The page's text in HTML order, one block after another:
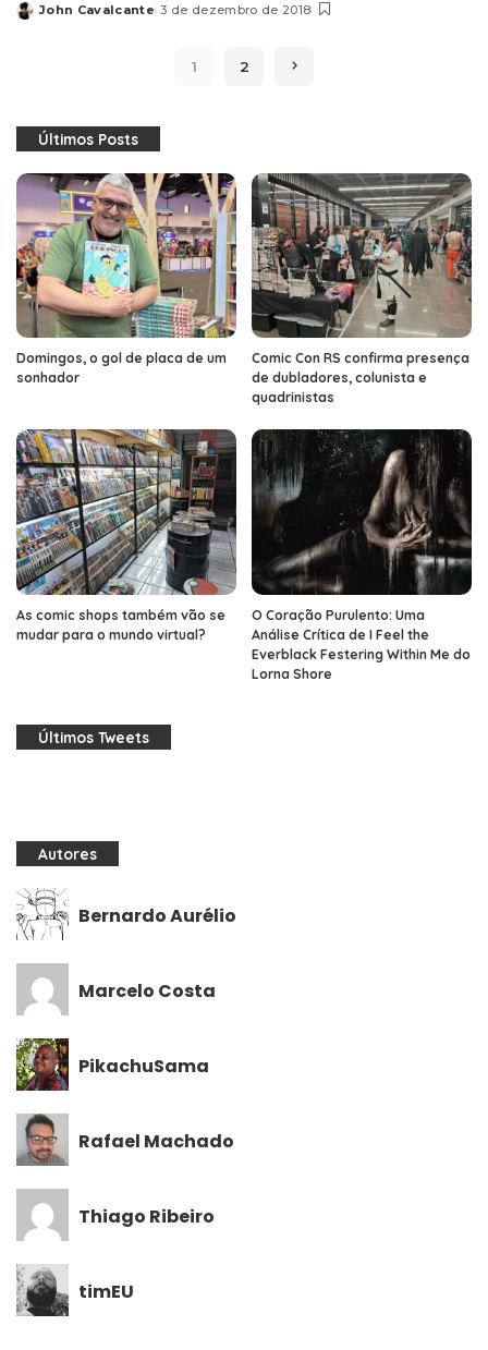
Posted
John Cavalcante 3 de dezembro de 2018
1 2
Últimos Posts
Domingos, o gol de placa de um
sonhador
Comic Con RS confirma presença
de dubladores, colunista e
quadrinistas
As comic shops também vão se
mudar para o mundo virtual?
O Coração Purulento: Uma
Análise Crítica de I Feel the
Everblack Festering Within Me do
Lorna Shore
Últimos Tweets
Autores
Bernardo Aurélio
Marcelo Costa
PikachuSama
Rafael Machado
Thiago Ribeiro
timEU